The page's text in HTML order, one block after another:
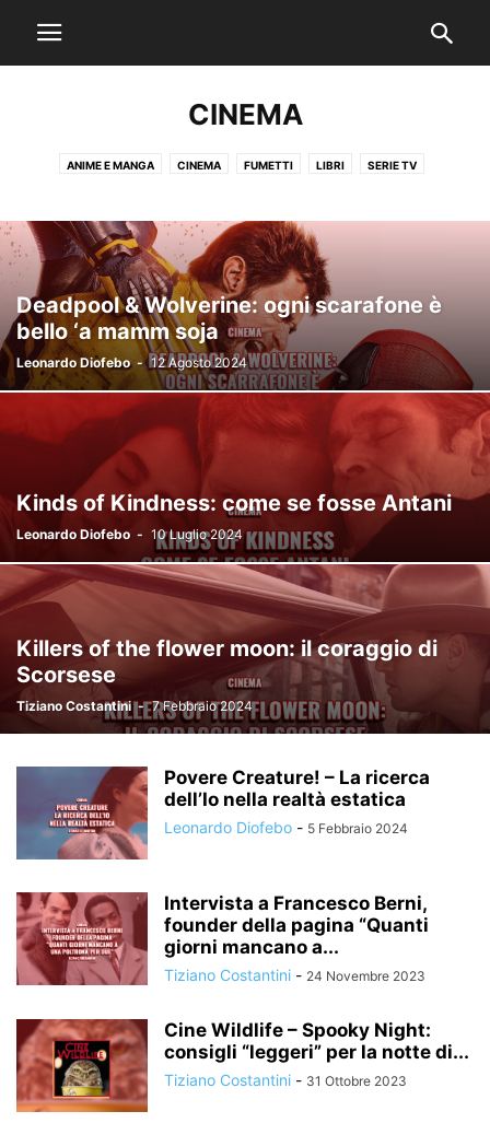
CINEMA
ANIME E MANGA CINEMA FUMETTI LIBRI SERIE TV
Deadpool & Wolverine: ogni scarafone è
bello ‘a mamm soja
Leonardo Diofebo - 12 Agosto 2024
Kinds of Kindness: come se fosse Antani
Leonardo Diofebo - 10 Luglio 2024
Killers of the flower moon: il coraggio di
Scorsese
Tiziano Costantini - 7 Febbraio 2024
Povere Creature! – La ricerca
dell’Io nella realtà estatica
Leonardo Diofebo - 5 Febbraio 2024
Intervista a Francesco Berni,
founder della pagina “Quanti
giorni mancano a...
Tiziano Costantini - 24 Novembre 2023
Cine Wildlife – Spooky Night:
consigli “leggeri” per la notte di...
Tiziano Costantini - 31 Ottobre 2023